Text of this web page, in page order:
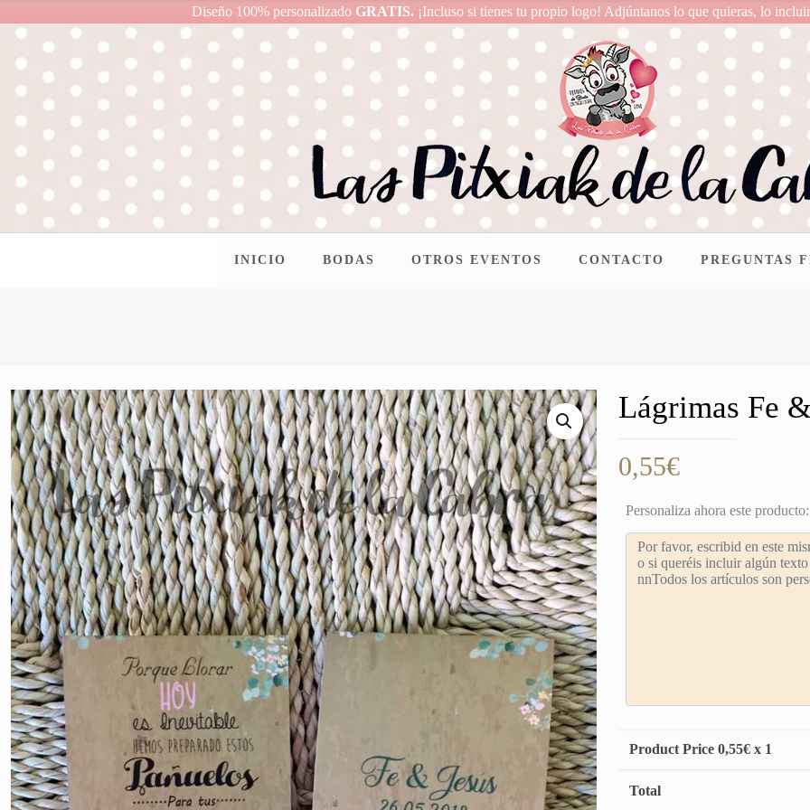
Diseño 100% personalizado GRATIS. ¡Incluso si tienes tu propio logo! Adjúntanos lo que quieras, lo
INICIO BODAS OTROS EVENTOS CONTACTO PREGUNTAS
Lágrimas Fe
0,55€
Personaliza ahora este producto:
Product Price 0,55€ x 1
Total